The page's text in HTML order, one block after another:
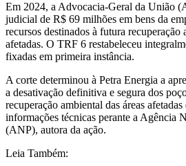
Em 2024, a Advocacia-Geral da União
judicial de R$ 69 milhões em bens da
recursos destinados à futura recuperação
afetadas. O TRF 6 restabeleceu
fixadas em primeira instância.
A corte determinou à Petra Energia a
a desativação definitiva e segura dos
recuperação ambiental das áreas
informações técnicas perante a Agência
(ANP), autora da ação.
Leia Também: